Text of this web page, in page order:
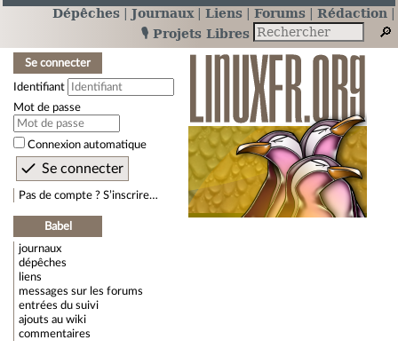
Dépêches Journaux Liens Forums
Rédaction
🎙️ Projets Libres
Se connecter
Identifiant
Mot de passe
Connexion automatique
Pas de compte ? S’inscrire…
Babel
journaux
dépêches
liens
messages sur les forums
entrées du suivi
ajouts au wiki
commentaires